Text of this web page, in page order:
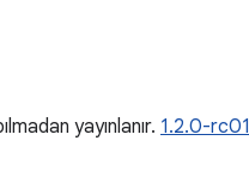
yayınlanır. 1.2.0-rc01